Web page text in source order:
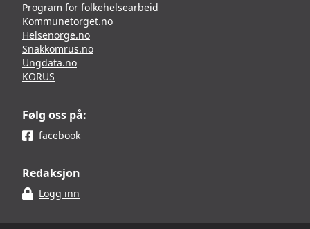
Program for folkehelsearbeid
Kommunetorget.no
Helsenorge.no
Snakkomrus.no
Ungdata.no
KORUS
Følg oss på:
facebook
Redaksjon
Logg inn